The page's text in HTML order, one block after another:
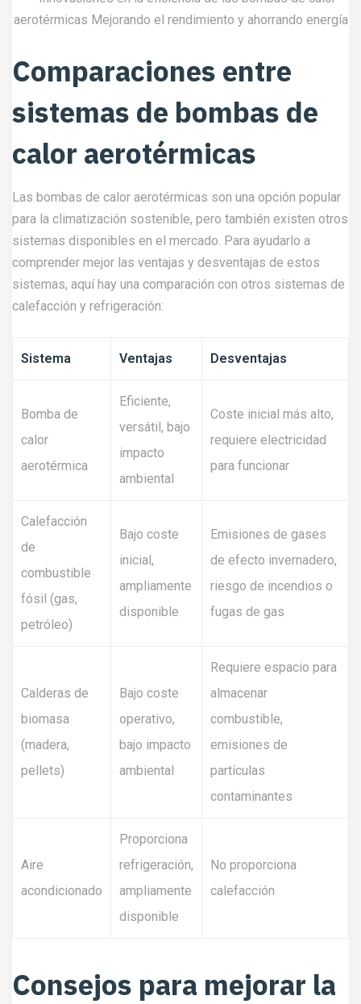
Comparaciones entre
sistemas de bombas de
calor aerotérmicas
Las bombas de calor aerotérmicas son una opción popular
para la climatización sostenible, pero también existen otros
sistemas disponibles en el mercado. Para ayudarlo a
comprender mejor las ventajas y desventajas de estos
sistemas, aquí hay una comparación con otros sistemas de
calefacción y refrigeración:
Sistema Ventajas Desventajas
Bomba de
calor
aerotérmica
Eficiente,
versátil, bajo
impacto
ambiental
Coste inicial más alto,
requiere electricidad
para funcionar
Calefacción
de
combustible
fósil (gas,
petróleo)
Bajo coste
inicial,
ampliamente
disponible
Emisiones de gases
de efecto invernadero,
riesgo de incendios o
fugas de gas
Calderas de
biomasa
(madera,
pellets)
Bajo coste
operativo,
bajo impacto
ambiental
Requiere espacio para
almacenar
combustible,
emisiones de
partículas
contaminantes
Aire
acondicionado
Proporciona
refrigeración,
ampliamente
disponible
No proporciona
calefacción
Consejos para mejorar la